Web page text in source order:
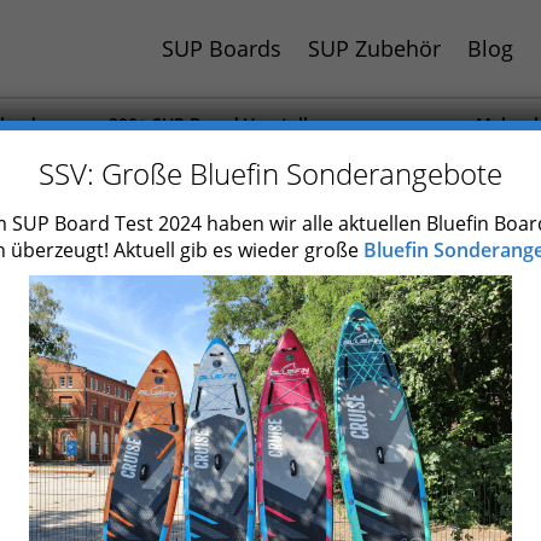
SUP Boards SUP Zubehör Blog
300+ SUP Board Vorstellungen
Auch Paddel und Zubehör getestet
Mehr
SUP
Die 13 besten SUP
+ SUP Stationen
SSV: Große Bluefin Sonderangebote
SUP Board Test 2024 haben wir alle aktuellen Bluefin
überzeugt! Aktuell gib es wieder große Bluefin